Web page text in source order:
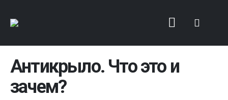
Антикрыло. Что это и
зачем?